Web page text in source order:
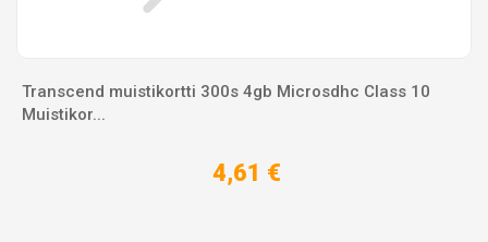
Transcend muistikortti 300s 4gb Microsdhc Сlass 10
Muistikor...
4,61 €